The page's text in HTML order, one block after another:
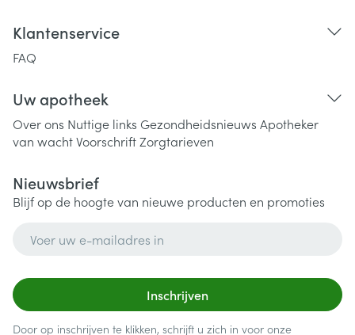
Klantenservice
FAQ
Uw apotheek
Over ons Nuttige links Gezondheidsnieuws Apotheker
van wachtVoorschriftZorgtarieven
Nieuwsbrief
Blijf op de hoogte van nieuwe producten en promoties
Inschrijven
Door op inschrijven te klikken, schrijft u zich in voor onze